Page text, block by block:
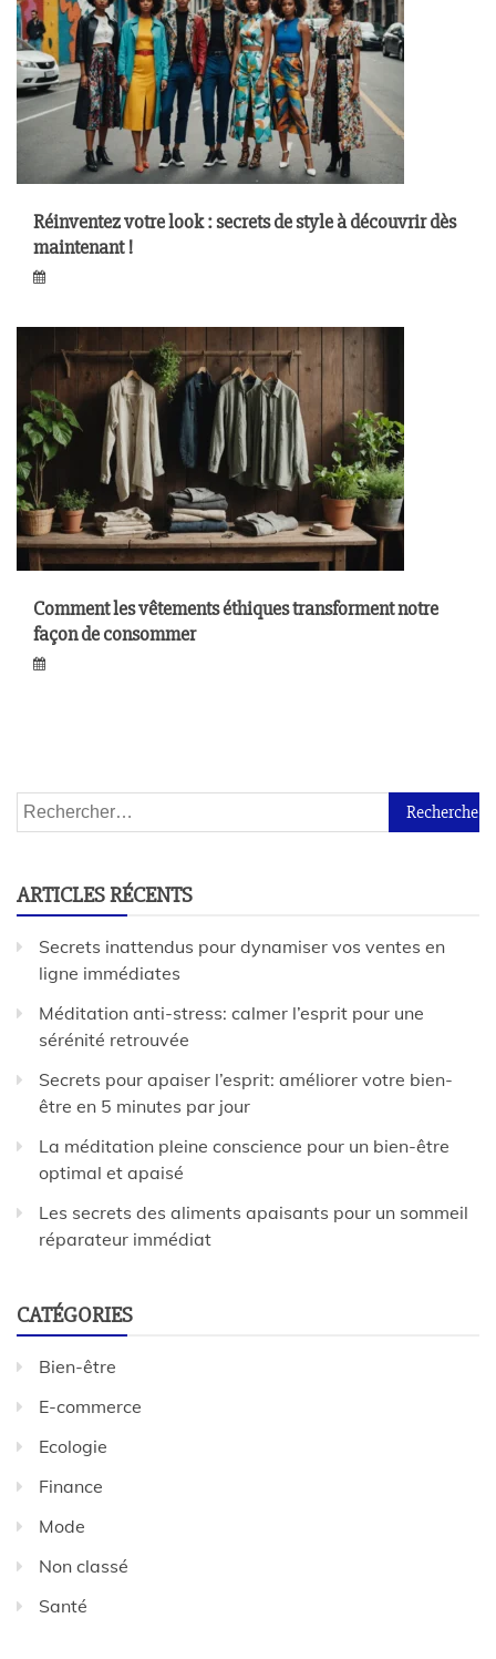
Réinventez votre look : secrets de style à découvrir dès
maintenant !
Comment les vêtements éthiques transforment notre
façon de consommer
ARTICLES RÉCENTS
Secrets inattendus pour dynamiser vos ventes en
ligne immédiates
Méditation anti-stress: calmer l’esprit pour une
sérénité retrouvée
Secrets pour apaiser l’esprit: améliorer votre bien-
être en 5 minutes par jour
La méditation pleine conscience pour un bien-être
optimal et apaisé
Les secrets des aliments apaisants pour un sommeil
réparateur immédiat
CATÉGORIES
Bien-être
E-commerce
Ecologie
Finance
Mode
Non classé
Santé